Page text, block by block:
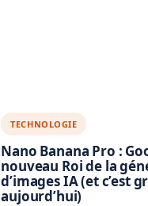
TECHNOLOGIE
Nano Banana Pro :
nouveau Roi de la
d’images IA (et c’est
aujourd’hui)